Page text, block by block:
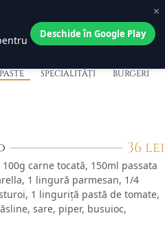
Place
și Costel
0
Pct 0
PASTE SPECIALITĂȚI BURGERI
36 lei
carne tocată, 150ml passata
1 lingură parmesan, 1/4
1 linguriță pastă de tomate,
sare, piper, busuioc,
×
Deschide în Google Play